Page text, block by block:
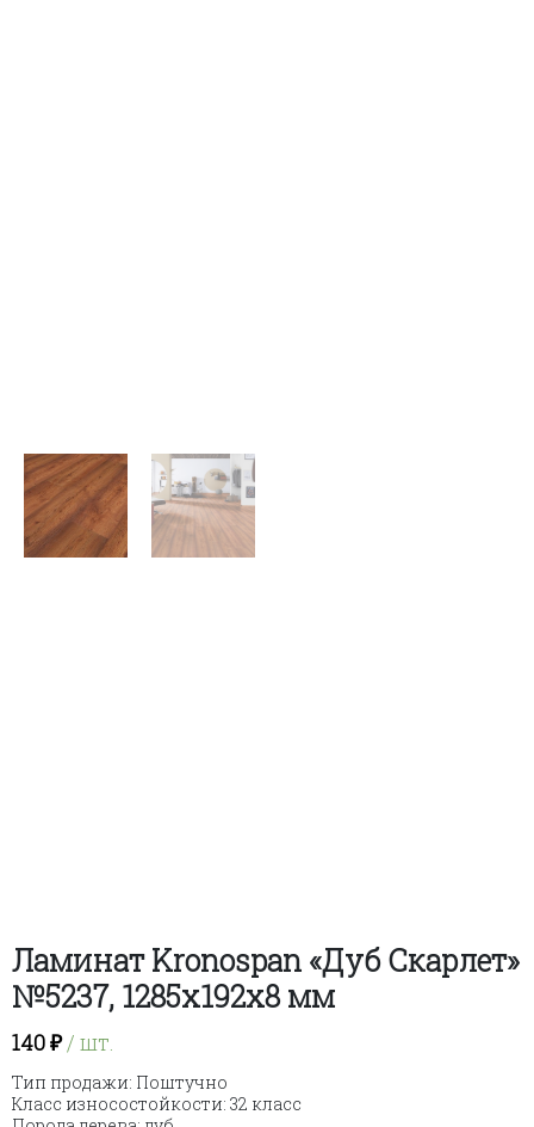
Ламинат Kronospan «Дуб Скарлет»
№5237, 1285х192х8 мм
140₽/ шт.
Тип продажи: Поштучно
Класс износостойкости: 32 класс